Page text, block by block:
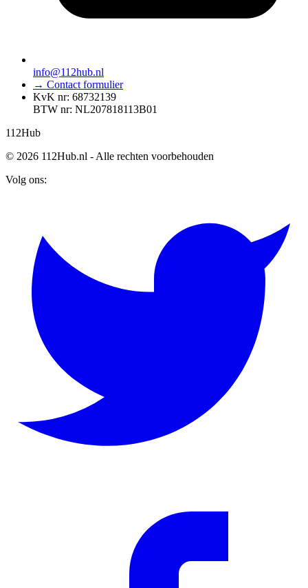
info@112hub.nl
→ Contact formulier
KvK nr: 68732139
BTW nr: NL207818113B01
112Hub
© 2026 112Hub.nl - Alle rechten voorbehouden
Volg ons: